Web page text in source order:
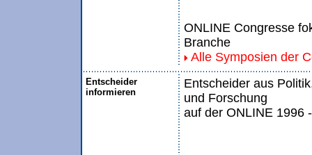
ONLINE Congresse
Branche
Alle Symposien der
Entscheider
informieren
Entscheider aus
und Forschung
auf der ONLINE 1996